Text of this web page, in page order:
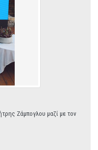
Ζάμπογλου μαζί με τον